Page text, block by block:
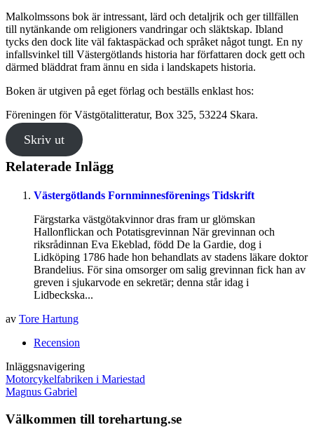
Malkolmssons bok är intressant, lärd och detaljrik och ger tillfällen
till nytänkande om religioners vandringar och släktskap. Ibland
tycks den dock lite väl faktaspäckad och språket något tungt. En ny
infallsvinkel till Västergötlands historia har författaren dock gett och
därmed bläddrat fram ännu en sida i landskapets historia.
Boken är utgiven på eget förlag och beställs enklast hos:
Föreningen för Västgötalitteratur, Box 325, 53224 Skara.
Skriv ut
Relaterade Inlägg
Västergötlands Fornminnesförenings Tidskrift
Färgstarka västgötakvinnor dras fram ur glömskan
Hallonflickan och Potatisgrevinnan När grevinnan och
riksrådinnan Eva Ekeblad, född De la Gardie, dog i
Lidköping 1786 hade hon behandlats av stadens läkare doktor
Brandelius. För sina omsorger om salig grevinnan fick han av
greven i sjukarvode en sekretär; denna står idag i
Lidbeckska...
av Tore Hartung
Recension
Inläggsnavigering
Motorcykelfabriken i Mariestad
Magnus Gabriel
Välkommen till torehartung.se